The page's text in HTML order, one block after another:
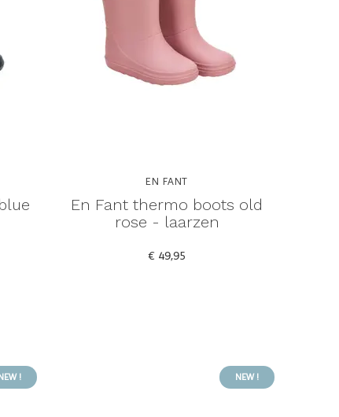
EN FANT
En Fant thermo boots old
rose - laarzen
€ 49,95
! NEW !